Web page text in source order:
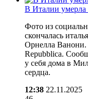
В Италии умерла
Фото из
скончалась
Орнелла Ванони.
Repubblica.
у себя дома в
сердца.
12:38 22.11.2025